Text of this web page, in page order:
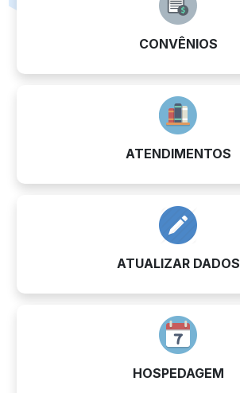
CONVÊNIOS
ATENDIMENTOS
ATUALIZAR DADOS
HOSPEDAGEM